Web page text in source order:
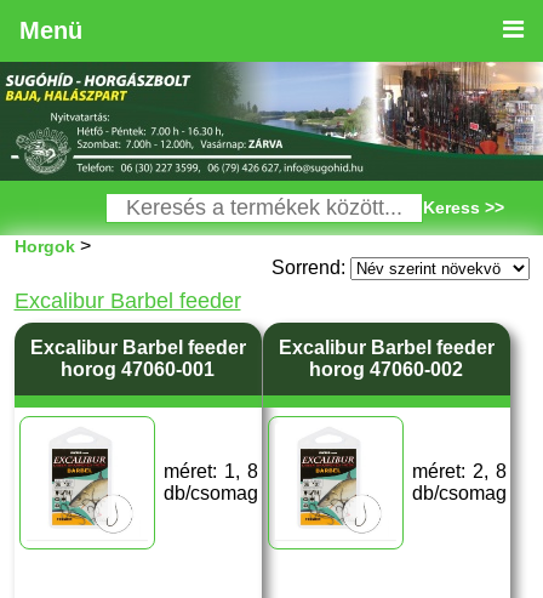
Menü
Keress >>
Horgok>
Sorrend:
Excalibur Barbel feeder
Excalibur Barbel feeder
horog 47060-001
méret: 1, 8
db/csomag
Excalibur Barbel feeder
horog 47060-002
méret: 2, 8
db/csomag